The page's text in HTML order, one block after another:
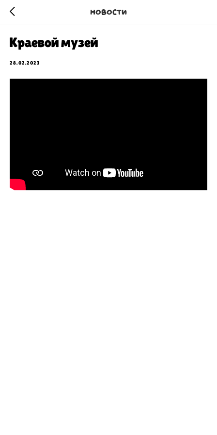
Новости
Краевой музей
28.02.2023